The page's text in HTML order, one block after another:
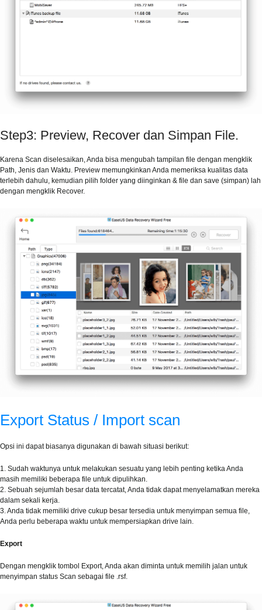
Step3: Preview, Recover dan Simpan File.
Karena Scan diselesaikan, Anda bisa mengubah tampilan file dengan mengklik
Path, Jenis dan Waktu. Preview memungkinkan Anda memeriksa kualitas data
terlebih dahulu, kemudian pilih folder yang diinginkan & file dan save (simpan) lah
dengan mengklik Recover.
Export Status / Import scan
Opsi ini dapat biasanya digunakan di bawah situasi berikut:
1. Sudah waktunya untuk melakukan sesuatu yang lebih penting ketika Anda
masih memiliki beberapa file untuk dipulihkan.
2. Sebuah sejumlah besar data tercatat, Anda tidak dapat menyelamatkan mereka
dalam sekali kerja.
3. Anda tidak memiliki drive cukup besar tersedia untuk menyimpan semua file,
Anda perlu beberapa waktu untuk mempersiapkan drive lain.
Export
Dengan mengklik tombol Export, Anda akan diminta untuk memilih jalan untuk
menyimpan status Scan sebagai file .rsf.